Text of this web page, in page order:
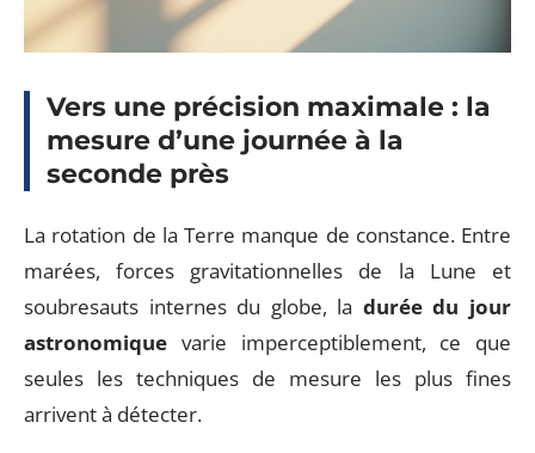
Vers une précision maximale : la
mesure d’une journée à la
seconde près
La rotation de la Terre manque de constance. Entre
marées, forces gravitationnelles de la Lune et
soubresauts internes du globe, la durée du jour
astronomique varie imperceptiblement, ce que
seules les techniques de mesure les plus fines
arrivent à détecter.